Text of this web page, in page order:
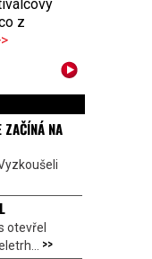
z
ZAČÍNÁ NA
otevřel
>>